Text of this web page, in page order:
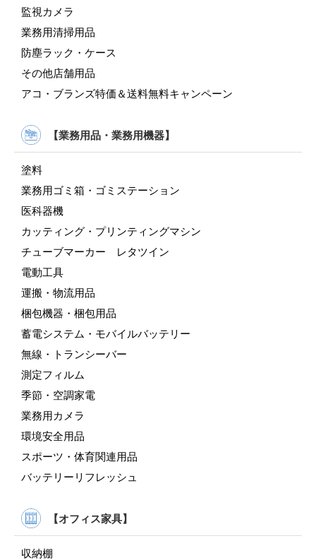
監視カメラ
業務用清掃用品
防塵ラック・ケース
その他店舗用品
アコ・ブランズ特価＆送料無料キャンペーン
【業務用品・業務用機器】
塗料
業務用ゴミ箱・ゴミステーション
医科器機
カッティング・プリンティングマシン
チューブマーカー レタツイン
電動工具
運搬・物流用品
梱包機器・梱包用品
蓄電システム・モバイルバッテリー
無線・トランシーバー
測定フィルム
季節・空調家電
業務用カメラ
環境安全用品
スポーツ・体育関連用品
バッテリーリフレッシュ
【オフィス家具】
収納棚